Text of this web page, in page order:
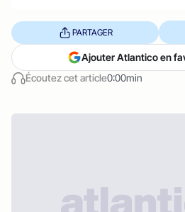
Écoutez cet article0:00min
PARTAGER
Ajouter Atlantico en